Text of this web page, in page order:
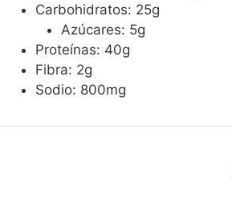
Carbohidratos: 25g
Azúcares: 5g
Proteínas: 40g
Fibra: 2g
Sodio: 800mg